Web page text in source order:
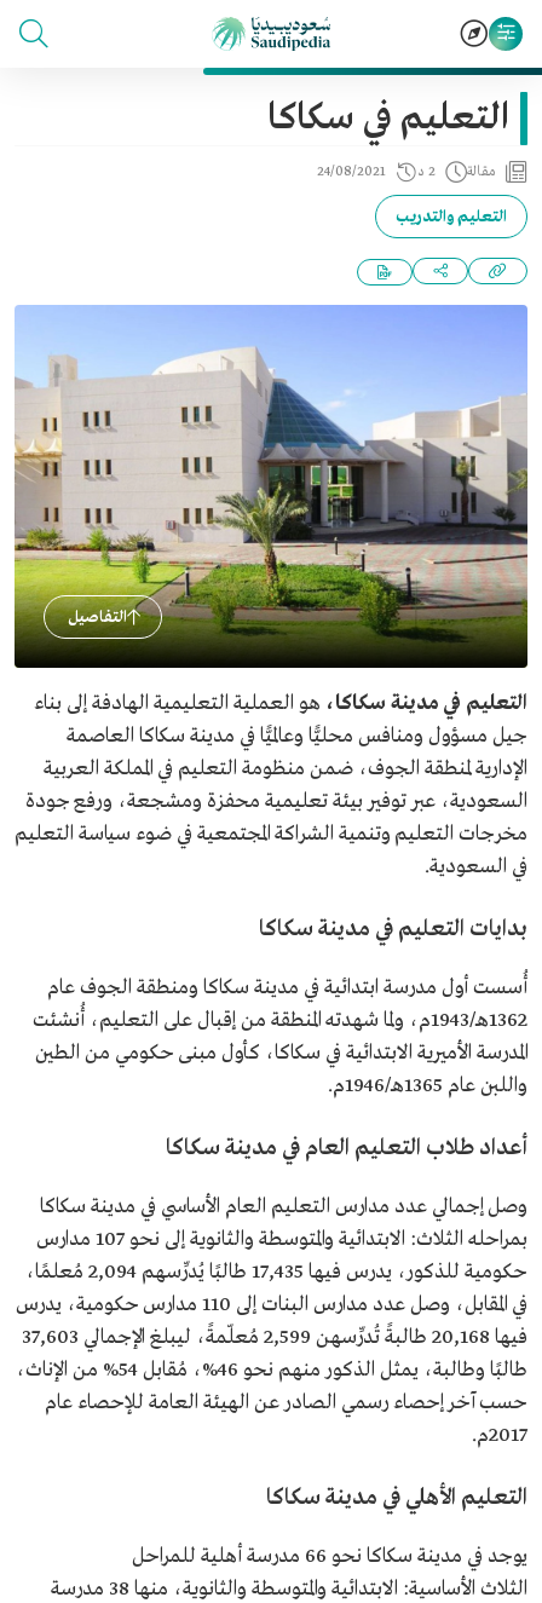
التعليم في سكاكا
مقالة 2 د 24/08/2021
التعليم والتدريب
التفاصيل
التعليم في مدينة سكاكا، هو العملية التعليمية الهادفة إلى بناء
جيل مسؤول ومنافس محليًّا وعالميًّا في مدينة سكاكا العاصمة
الإدارية لمنطقة الجوف، ضمن منظومة التعليم في المملكة العربية
السعودية، عبر توفير بيئة تعليمية محفزة ومشجعة، ورفع جودة
مخرجات التعليم وتنمية الشراكة المجتمعية في ضوء سياسة التعليم
في السعودية.
بدايات التعليم في مدينة سكاكا
أُسست أول مدرسة ابتدائية في مدينة سكاكا ومنطقة الجوف عام
1362هـ/1943م، ولما شهدته المنطقة من إقبال على التعليم، أُنشئت
المدرسة الأميرية الابتدائية في سكاكا، كأول مبنى حكومي من الطين
واللبن عام 1365هـ/1946م.
أعداد طلاب التعليم العام في مدينة سكاكا
وصل إجمالي عدد مدارس التعليم العام الأساسي في مدينة سكاكا
بمراحله الثلاث: الابتدائية والمتوسطة والثانوية إلى نحو 107 مدارس
حكومية للذكور، يدرس فيها 17,435 طالبًا يُدرِّسهم 2,094 مُعلمًا،
في المقابل، وصل عدد مدارس البنات إلى 110 مدارس حكومية، يدرس
فيها 20,168 طالبةً تُدرِّسهن 2,599 مُعلّمةً، ليبلغ الإجمالي 37,603
طالبًا وطالبة، يمثل الذكور منهم نحو 46%، مُقابل 54% من الإناث،
حسب آخر إحصاء رسمي الصادر عن الهيئة العامة للإحصاء عام
2017م.
التعليم الأهلي في مدينة سكاكا
يوجد في مدينة سكاكا نحو 66 مدرسة أهلية للمراحل
الثلاث الأساسية: الابتدائية والمتوسطة والثانوية، منها 38 مدرسة